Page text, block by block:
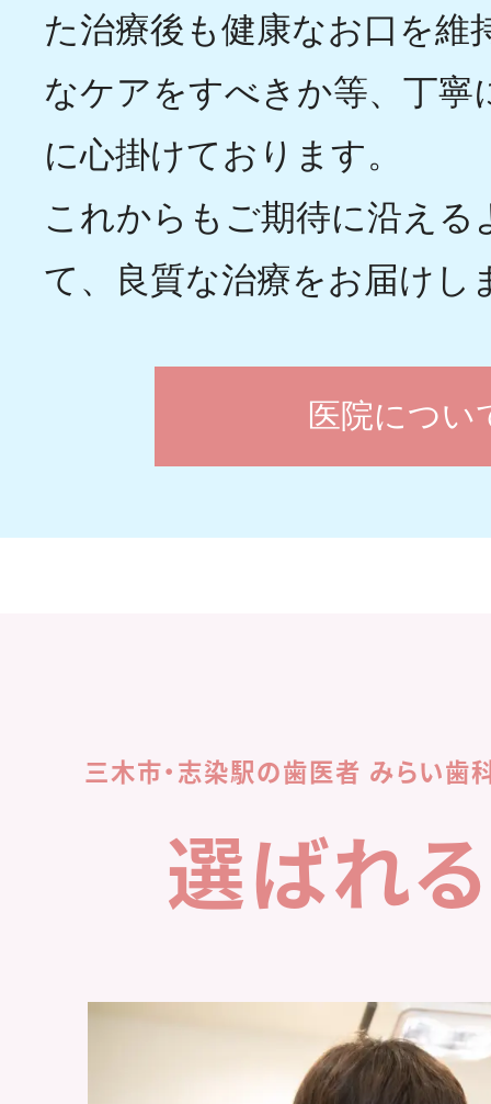
た治療後も健康なお口を維
なケアをすべきか等、丁寧
に心掛けております。
これからもご期待に沿える
て、良質な治療をお届けし
医院につい
三木市・志染駅の歯医者 みらい歯
選ばれ